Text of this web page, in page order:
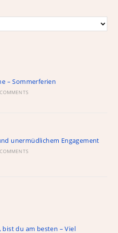
– Sommerferien
unermüdlichem Engagement
bist du am besten – Viel